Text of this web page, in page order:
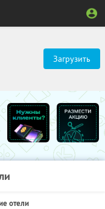
Загрузить
отели